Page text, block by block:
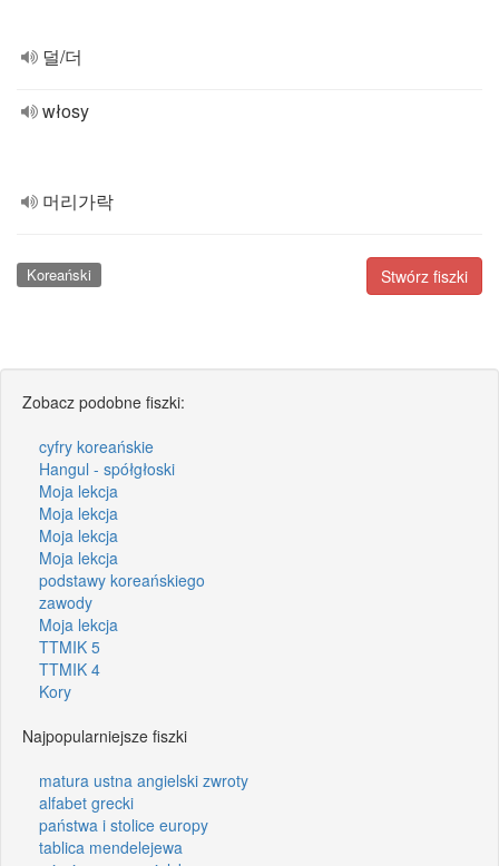
덜/더
włosy
머리가락
Stwórz fiszki
Koreański
Zobacz podobne fiszki:
cyfry koreańskie
Hangul - spółgłoski
Moja lekcja
Moja lekcja
Moja lekcja
Moja lekcja
podstawy koreańskiego
zawody
Moja lekcja
TTMIK 5
TTMIK 4
Kory
Najpopularniejsze fiszki
matura ustna angielski zwroty
alfabet grecki
państwa i stolice europy
tablica mendelejewa